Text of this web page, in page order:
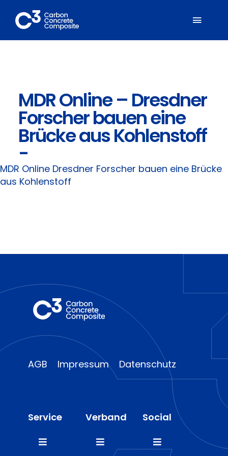
Inhalt
springen
Mitglieder
Fachbereiche
Suche
MDR Online – Dresdner
Forscher bauen eine
Brücke aus Kohlenstoff
-
MDR Online Dresdner Forscher bauen eine Brücke
aus Kohlenstoff
AGB Impressum Datenschutz
Service
Toggle
Verband
Toggle
Social
Toggle